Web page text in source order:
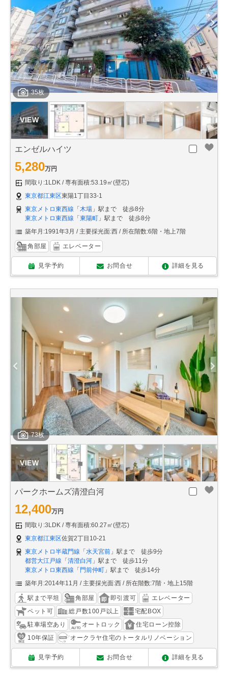
35枚
エンゼルハイツ
5,280万円
間取り:1LDK
専有面積:53.19㎡(壁芯)
東京都江東区東陽1丁目33-1
東京メトロ東西線 「木場 」駅まで 徒歩8分
東京メトロ東西線 「東陽町 」駅まで 徒歩8分
築年月:1991年3月
主要採光面:西 所在階数:6階・地上7階
角部屋 エレベーター
見学予約 お問合せ 詳細を見る
73枚
パークホームズ清澄白河
12,400万円
間取り:3LDK
専有面積:60.27㎡(壁芯)
東京都江東区佐賀2丁目10-21
東京メトロ半蔵門線 「 水天宮前 」駅まで 徒歩9分
都営大江戸線 「 清澄白河 」駅まで 徒歩11分
東京メトロ東西線 「 門前仲町 」駅まで 徒歩14分
築年月:2014年11月
主要採光面:西 所在階数:7階・地上15階
駅まで平坦 角部屋 即引渡可
エレベーター
ペット可
総戸数100戸以上
宅配BOX
駐車場空あり
オートロック
住宅ローン控除
10年保証
オークラヤ住宅のトータルリノベーション
見学予約 お問合せ 詳細を見る